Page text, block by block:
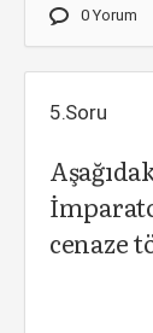
0 Yorum
5.Soru
cenaze